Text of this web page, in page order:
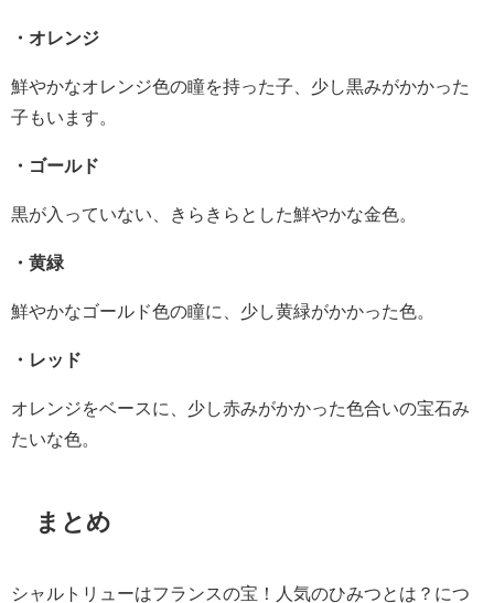
・オレンジ
鮮やかなオレンジ色の瞳を持った子、少し黒みがかかった
子もいます。
・ゴールド
黒が入っていない、きらきらとした鮮やかな金色。
・黄緑
鮮やかなゴールド色の瞳に、少し黄緑がかかった色。
・レッド
オレンジをベースに、少し赤みがかかった色合いの宝石み
たいな色。
まとめ
シャルトリューはフランスの宝！人気のひみつとは？につ